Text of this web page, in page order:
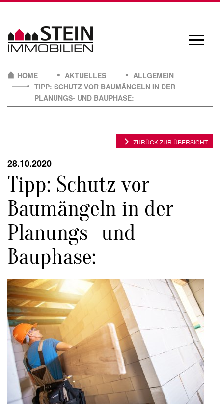
content
HOME
AKTUELLES
ALLGEMEIN
TIPP: SCHUTZ VOR BAUMÄNGELN IN DER
PLANUNGS- UND BAUPHASE:
28.10.2020
Tipp: Schutz vor
Baumängeln in der
Planungs- und
Bauphase:
ZURÜCK ZUR ÜBERSICHT